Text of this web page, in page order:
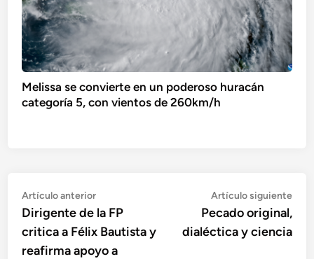
Melissa se convierte en un poderoso huracán
categoría 5, con vientos de 260km/h
Navegación
de
entradas
Artículo anteriorArtículo
anterior:
Dirigente de la FP
critica a Félix Bautista y
reafirma apoyo a
Artículo siguiente
Pecado original,
dialéctica y ciencia